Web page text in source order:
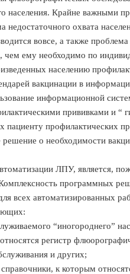
населения. Крайне важными
недостаточного охвата
вовсе, а также
чем ему необходимо по
населению
вакцинации в
информационной
прививками и “
профилактических
о необходимости
ЛПУ, является,
программных
всех автоматизированных
“иногороднего”
регистр
и других;
к которым